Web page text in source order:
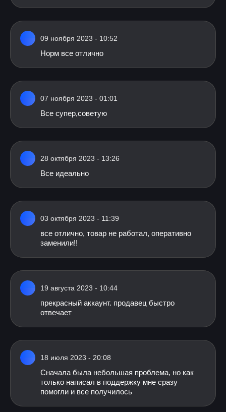
09 ноября 2023 - 10:52
Норм все отлично
07 ноября 2023 - 01:01
Все супер,советую
28 октября 2023 - 13:26
Все идеально
03 октября 2023 - 11:39
все отлично, товар не работал, оперативно
заменили!!
19 августа 2023 - 10:44
прекрасный аккаунт. продавец быстро
отвечает
18 июля 2023 - 20:08
Сначала была небольшая проблема, но как
только написал в поддержку мне сразу
помогли и все получилось